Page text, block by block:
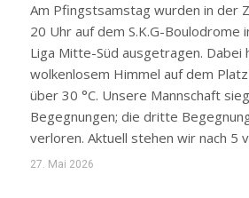
Am Pfingstsamstag wurden in der
20 Uhr auf dem S.K.G-Boulodrome
Liga Mitte-Süd ausgetragen. Dabei
wolkenlosem Himmel auf dem
über 30 °C. Unsere Mannschaft
Begegnungen; die dritte
verloren. Aktuell stehen wir nach 5
27. Mai 2026